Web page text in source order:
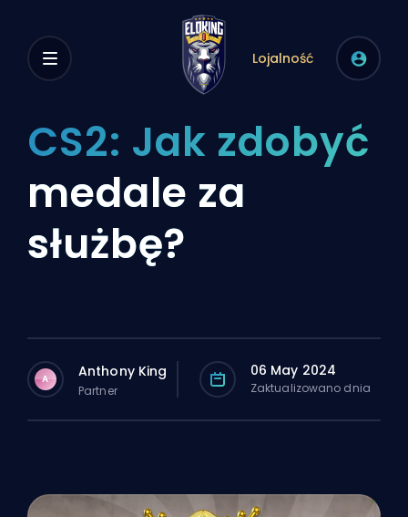
Lojalność
CS2: Jak zdobyć
medale za
służbę?
A Anthony King
Partner
06 May 2024
Zaktualizowano dnia